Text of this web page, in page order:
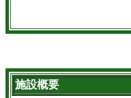
施設概要